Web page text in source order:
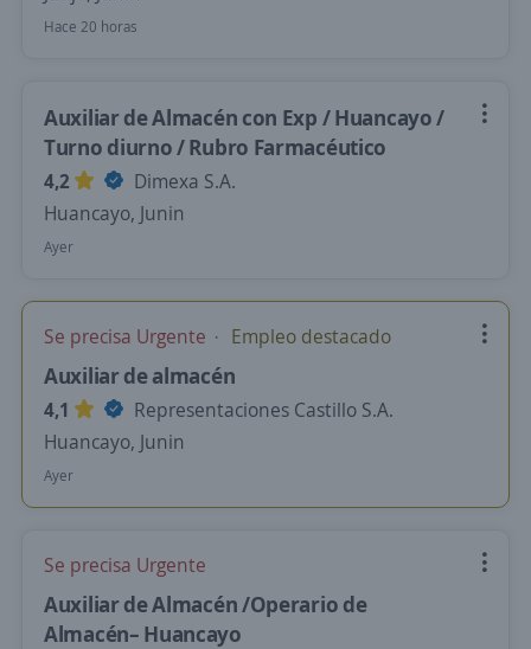
Hace 20 horas
Auxiliar de Almacén con Exp / Huancayo /
Turno diurno / Rubro Farmacéutico
4,2
Dimexa S.A.
Huancayo, Junin
Ayer
Se precisa Urgente Empleo destacado
Auxiliar de almacén
4,1
Representaciones Castillo S.A.
Huancayo, Junin
Ayer
Se precisa Urgente
Auxiliar de Almacén /Operario de
Almacén– Huancayo